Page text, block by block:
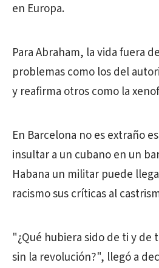
en Europa.
Para Abraham, la vida fuera
problemas como los del
y reafirma otros como la
En Barcelona no es extraño
insultar a un cubano en un
Habana un militar puede
racismo sus críticas al
"¿Qué hubiera sido de ti y de
sin la revolución?", llegó a